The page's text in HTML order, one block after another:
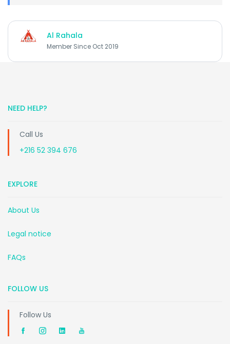
Al Rahala
Member Since Oct 2019
NEED HELP?
Call Us
+216 52 394 676
EXPLORE
About Us
Legal notice
FAQs
FOLLOW US
Follow Us